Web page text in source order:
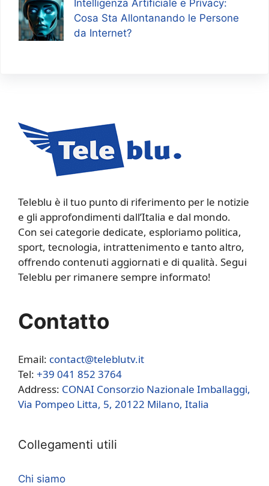
Intelligenza Artificiale e Privacy:
Cosa Sta Allontanando le Persone
da Internet?
Teleblu è il tuo punto di riferimento per le notizie
e gli approfondimenti dall’Italia e dal mondo.
Con sei categorie dedicate, esploriamo politica,
sport, tecnologia, intrattenimento e tanto altro,
offrendo contenuti aggiornati e di qualità. Segui
Teleblu per rimanere sempre informato!
Contatto
Email: contact@teleblutv.it
Tel: +39 041 852 3764
Address: CONAI Consorzio Nazionale Imballaggi,
Via Pompeo Litta, 5, 20122 Milano, Italia
Collegamenti utili
Chi siamo